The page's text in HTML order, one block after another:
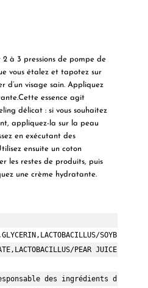
à 3 pressions de pompe de
vous étalez et tapotez sur
d’un visage sain. Appliquez
essence agit
délicat : si vous souhaitez
appliquez-la sur la peau
en exécutant des
ensuite un coton
les restes de produits, puis
une crème hydratante.
SOYBEAN
PEAR JUICE
des ingrédients du